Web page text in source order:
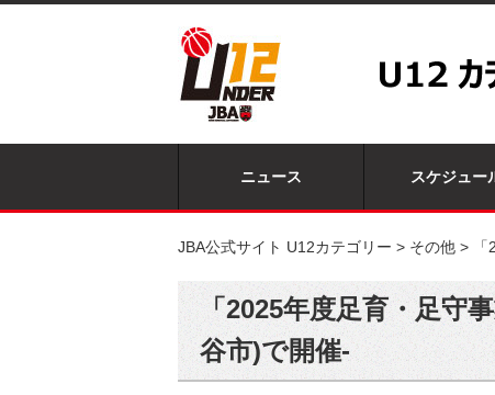
ニュース スケジュー
JBA公式サイト U12カテゴリー > その他 >
「2025年度足育・足
谷市)で開催-